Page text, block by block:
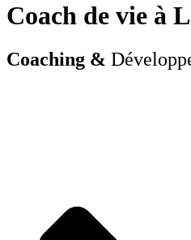
Coach de vie à
Coaching &